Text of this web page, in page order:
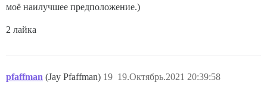
моё наилучшее предположение.)
2 лайка
pfaffman (Jay Pfaffman) 19.Октябрь.2021 20:39:58
19